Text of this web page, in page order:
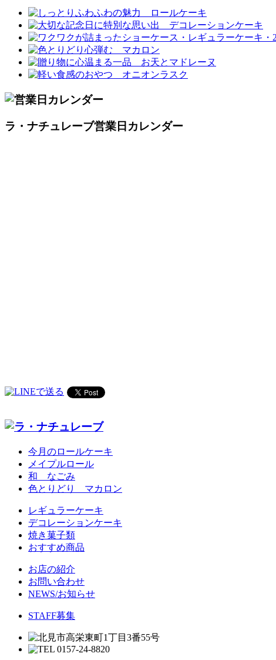
ラ・ナチュレーブ営業日カレンダー
今月のロールケーキ
メイプルロール
和 なごみ
色とりどり マカロン
レギュラーケーキ
デコレーションケーキ
焼き菓子類
おすすめ商品
お店の紹介
お問い合わせ
NEWS/お知らせ
STAFF募集